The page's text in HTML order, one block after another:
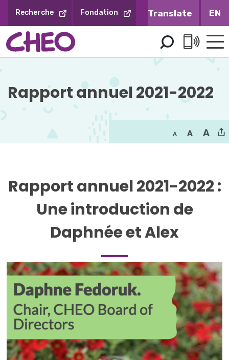
contenu
Recherche Fondation EN
Rapport annuel 2021-2022
Rapport annuel 2021-2022 :
Une introduction de
Daphnée et Alex